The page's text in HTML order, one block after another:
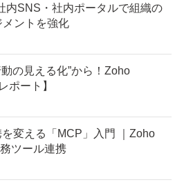
内SNS・社内ポータルで組織の
ントを強化
の見える化”から！Zoho
ポート】
変える「MCP」入門 ｜Zoho
ツール連携